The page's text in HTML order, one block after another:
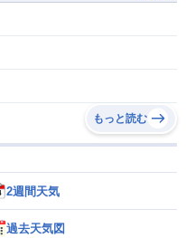
もっと読む
2週間天気
過去天気図